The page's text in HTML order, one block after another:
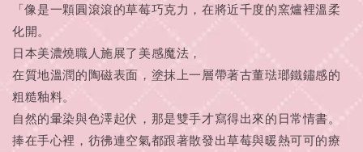
「像是一顆圓滾滾的草莓巧克力，在將近千度的窯爐裡溫柔
化開。
日本美濃燒職人施展了美感魔法，
在質地溫潤的陶磁表面，塗抹上一層帶著古董琺瑯鐵鏽感的
粗糙釉料。
自然的暈染與色澤起伏，那是雙手才寫得出來的日常情書。
捧在手心裡，彷彿連空氣都跟著散發出草莓與暖熱可可的療